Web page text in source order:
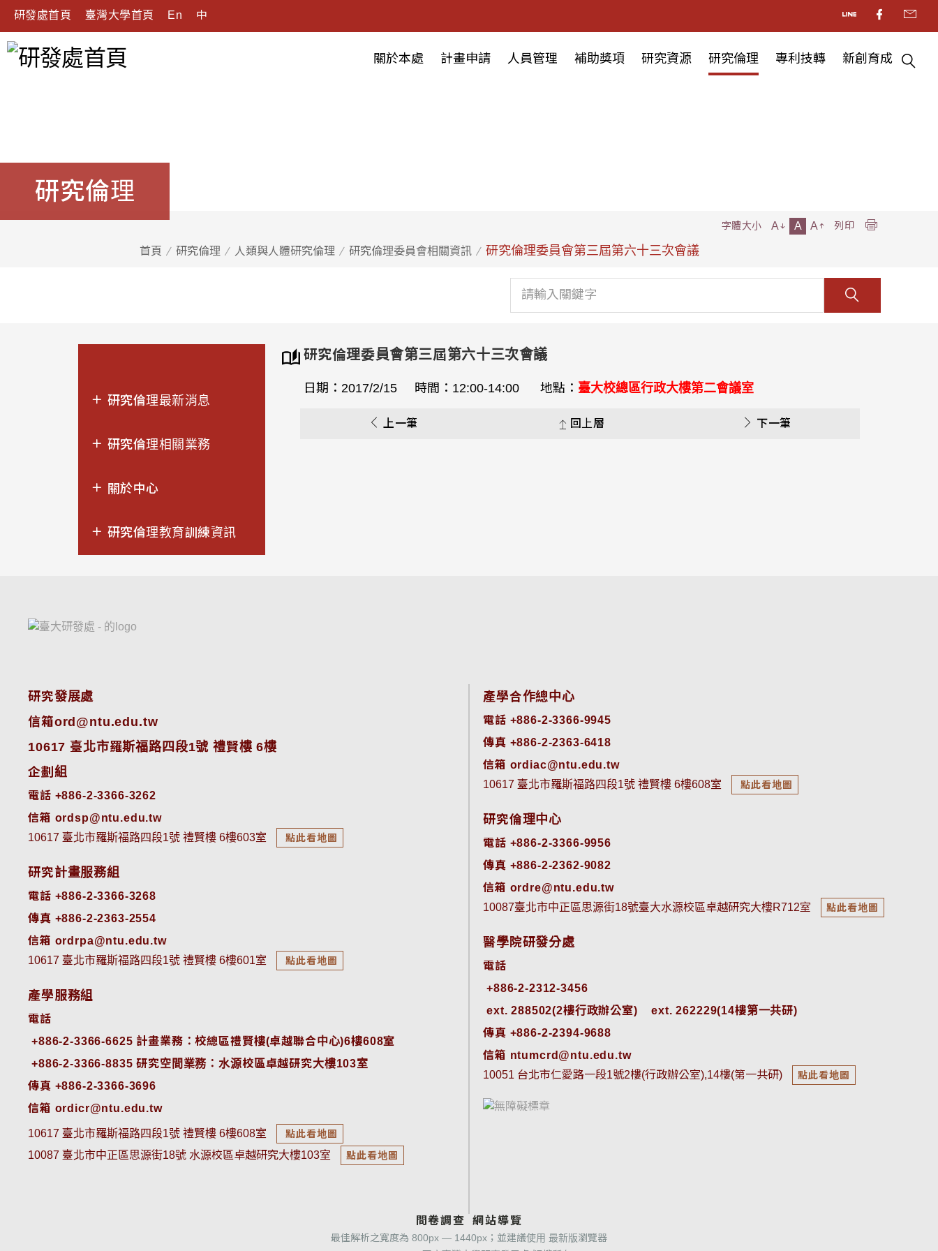
研發處首頁 臺灣大學首頁 En 中
關於本處 計畫申請 人員管理 補助獎項 研究資源 研究倫理 專利技轉 新創育成
研究倫理
首頁 研究倫理 人類與人體研究倫理 研究倫理委員會相關資訊 研究倫理委員會第三屆第六十三次會議
字體大小 A A A 列印
研究倫理最新消息
研究倫理相關業務
關於中心
研究倫理教育訓練資訊
研究倫理委員會第三屆第六十三次會議
日期：2017/2/15 時間：12:00-14:00 地點： 臺大校總區行政大樓第二會議室
上一筆 回上層 下一筆
研究發展處
信箱ord@ntu.edu.tw
10617 臺北市羅斯福路四段1號 禮賢樓 6樓
企劃組
電話 +886-2-3366-3262
信箱 ordsp@ntu.edu.tw
10617 臺北市羅斯福路四段1號 禮賢樓 6樓603室
點此看地圖
研究計畫服務組
電話 +886-2-3366-3268
傳真 +886-2-2363-2554
信箱 ordrpa@ntu.edu.tw
10617 臺北市羅斯福路四段1號 禮賢樓 6樓601室
點此看地圖
產學服務組
電話
+886-2-3366-6625 計畫業務：校總區禮賢樓(卓越聯合中心)6樓608室
+886-2-3366-8835 研究空間業務：水源校區卓越研究大樓103室
傳真 +886-2-3366-3696
信箱 ordicr@ntu.edu.tw
10617 臺北市羅斯福路四段1號 禮賢樓 6樓608室 點此看地圖
10087 臺北市中正區思源街18號 水源校區卓越研究大樓103室 點此看地圖
產學合作總中心
電話 +886-2-3366-9945
傳真 +886-2-2363-6418
信箱 ordiac@ntu.edu.tw
10617 臺北市羅斯福路四段1號 禮賢樓 6樓608室
點此看地圖
研究倫理中心
電話 +886-2-3366-9956
傳真 +886-2-2362-9082
信箱 ordre@ntu.edu.tw
10087臺北市中正區思源街18號臺大水源校區卓越研究大樓R712室
點此看地圖
醫學院研發分處
電話
ext. 288502(2樓行政辦公室) ext. 262229(14樓第一共研)
傳真 +886-2-2394-9688
信箱 ntumcrd@ntu.edu.tw
10051 台北市仁愛路一段1號2樓(行政辦公室),14樓(第一共研)
點此看地圖
問卷調查 網站導覽
最佳解析之寬度為 800px — 1440px；並建議使用 最新版瀏覽器